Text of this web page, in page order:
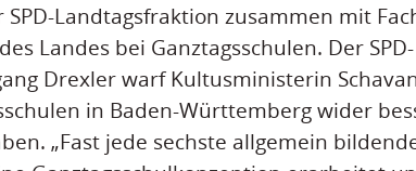
Landtagsfraktion zusammen mit
Landes bei Ganztagsschulen. Der SPD-
Drexler warf Kultusministerin
in Baden-Württemberg wider
„Fast jede sechste allgemein